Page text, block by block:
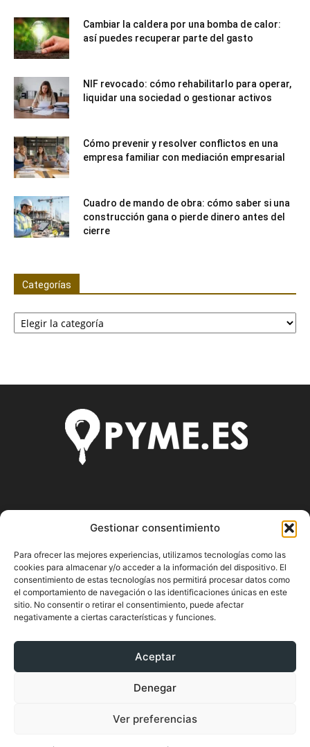
Gestionar consentimiento
Para ofrecer las mejores experiencias, utilizamos tecnologías como las
cookies para almacenar y/o acceder a la información del dispositivo. El
consentimiento de estas tecnologías nos permitirá procesar datos como
el comportamiento de navegación o las identificaciones únicas en este
sitio. No consentir o retirar el consentimiento, puede afectar
negativamente a ciertas características y funciones.
Aceptar
Denegar
Ver preferencias
Cambiar la caldera por una bomba de calor:
así puedes recuperar parte del gasto
NIF revocado: cómo rehabilitarlo para operar,
liquidar una sociedad o gestionar activos
Cómo prevenir y resolver conflictos en una
empresa familiar con mediación empresarial
Cuadro de mando de obra: cómo saber si una
construcción gana o pierde dinero antes del
cierre
Categorías
Categorías
Pyme.es es el portal web donde podrás mantenerte
actualizado de todas las noticias y novedades sobre la
economía en España y el mundo, así como donde podrás
conseguir toda la información necesaria sobre
emprendimiento.
SÍGUENOS